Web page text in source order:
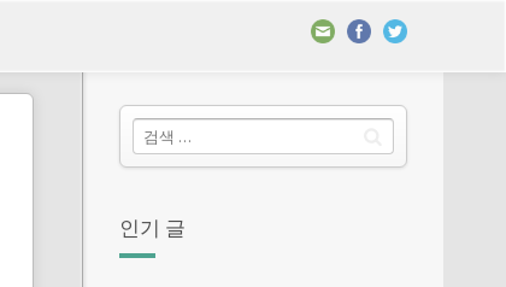
인기 글